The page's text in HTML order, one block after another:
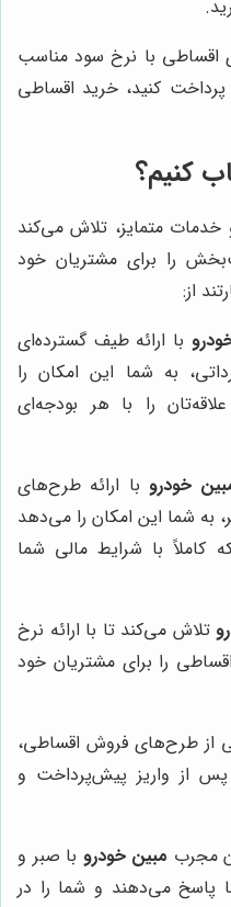
اقساطی با نرخ سود مناسب
پرداخت کنید، خرید اقساطی
کنیم؟
خدمات متمایز، تلاش می‌کند
را برای مشتریان خود
از:
با ارائه طیف گسترده‌ای
به شما این امکان را
را با هر بودجه‌ای
خودرو با ارائه طرح‌های
به شما این امکان را می‌دهد
کاملاً با شرایط مالی شما
تلاش می‌کند تا با ارائه نرخ
را برای مشتریان خود
از طرح‌های فروش اقساطی،
از واریز پیش‌پرداخت و
مجرب مبین خودرو با صبر و
پاسخ می‌دهند و شما را در